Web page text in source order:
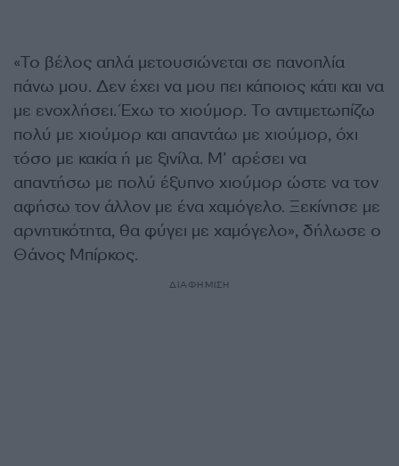
«Το βέλος απλά μετουσιώνεται σε πανοπλία
πάνω μου. Δεν έχει να μου πει κάποιος κάτι και να
με ενοχλήσει. Έχω το χιούμορ. Το αντιμετωπίζω
πολύ με χιούμορ και απαντάω με χιούμορ, όχι
τόσο με κακία ή με ξινίλα. Μ’ αρέσει να
απαντήσω με πολύ έξυπνο χιούμορ ώστε να τον
αφήσω τον άλλον με ένα χαμόγελο. Ξεκίνησε με
αρνητικότητα, θα φύγει με χαμόγελο», δήλωσε ο
Θάνος Μπίρκος.
ΔΙΑΦΗΜΙΣΗ